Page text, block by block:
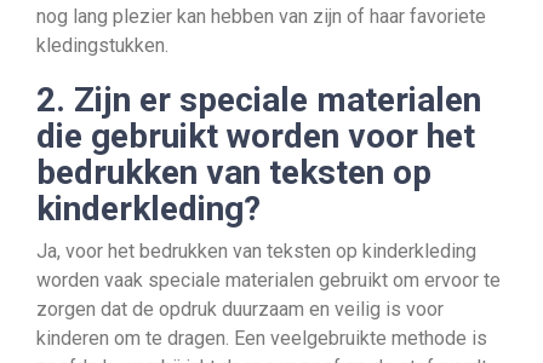
nog lang plezier kan hebben van zijn of haar favoriete
kledingstukken.
2. Zijn er speciale materialen
die gebruikt worden voor het
bedrukken van teksten op
kinderkleding?
Ja, voor het bedrukken van teksten op kinderkleding
worden vaak speciale materialen gebruikt om ervoor te
zorgen dat de opdruk duurzaam en veilig is voor
kinderen om te dragen. Een veelgebruikte methode is